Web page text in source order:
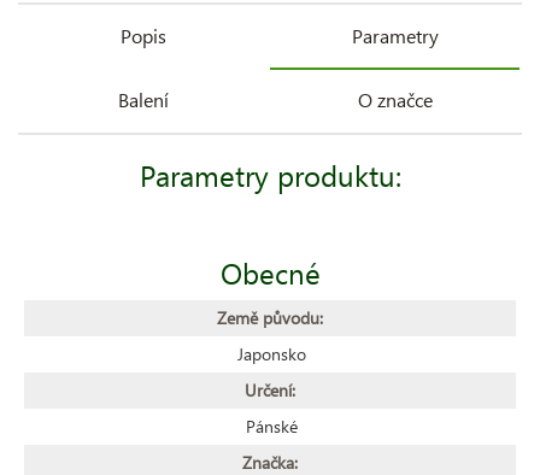
Popis Parametry
Balení O značce
Parametry produktu:
Obecné
Země původu:
Japonsko
Určení:
Pánské
Značka: